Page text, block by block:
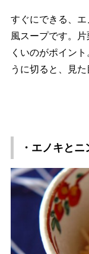
すぐにできる、
風スープです。
くいのがポイン
うに切ると、見
・エノキと